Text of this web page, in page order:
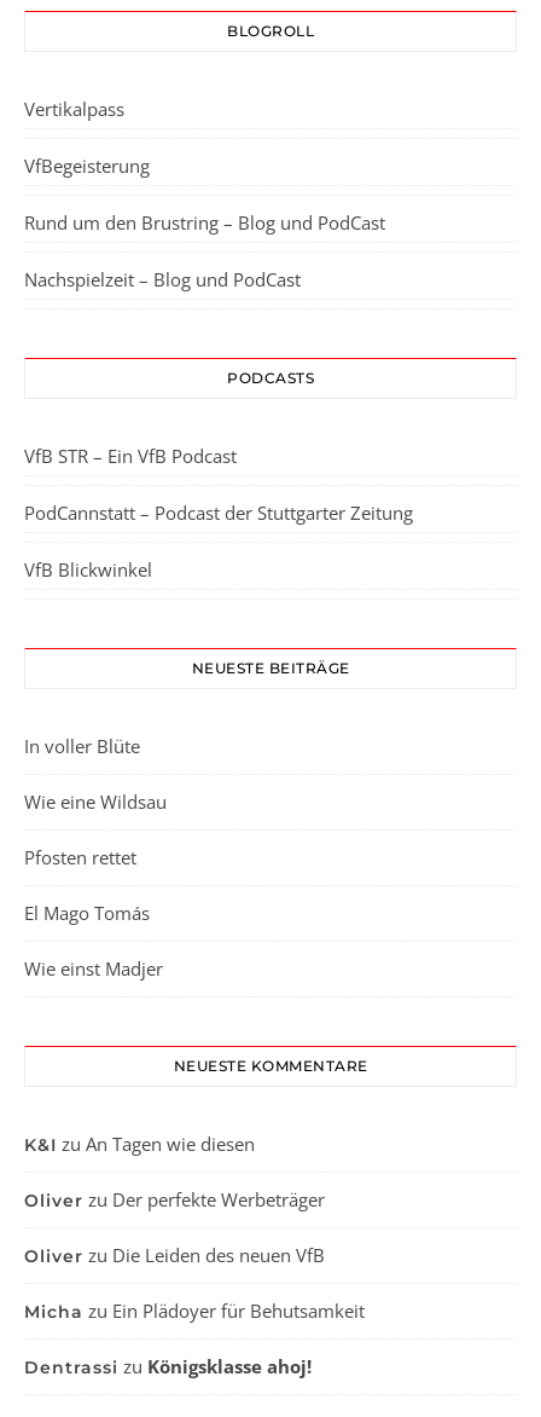
BLOGROLL
Vertikalpass
VfBegeisterung
Rund um den Brustring – Blog und PodCast
Nachspielzeit – Blog und PodCast
PODCASTS
VfB STR – Ein VfB Podcast
PodCannstatt – Podcast der Stuttgarter Zeitung
VfB Blickwinkel
NEUESTE BEITRÄGE
In voller Blüte
Wie eine Wildsau
Pfosten rettet
El Mago Tomás
Wie einst Madjer
NEUESTE KOMMENTARE
K&I zu An Tagen wie diesen
Oliver zu Der perfekte Werbeträger
Oliver zu Die Leiden des neuen VfB
Micha zu Ein Plädoyer für Behutsamkeit
Dentrassi zu Königsklasse ahoj!